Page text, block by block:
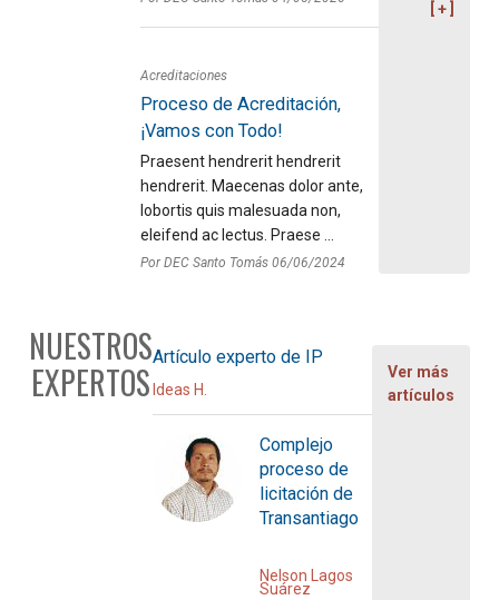
Acreditaciones
Proceso de Acreditación,
¡Vamos con Todo!
Praesent hendrerit hendrerit
hendrerit. Maecenas dolor ante,
lobortis quis malesuada non,
eleifend ac lectus. Praese ...
Por DEC Santo Tomás 06/06/2024
NUESTROS
EXPERTOS
Artículo experto de IP
Ideas H.
Complejo
proceso de
licitación de
Transantiago
Nelson Lagos
Suárez
Ver más
artículos